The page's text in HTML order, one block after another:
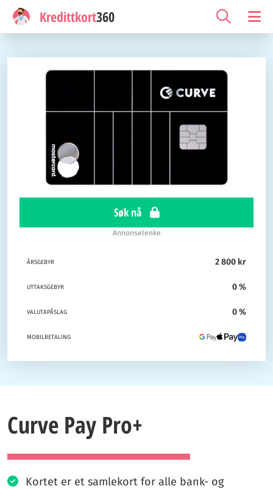
Kredittkort360
Søk nå
Annonselenke
ÅRSGEBYR 2 800 kr
UTTAKSGEBYR 0 %
VALUTAPÅSLAG 0 %
MOBILBETALING
Curve Pay Pro+
Kortet er et samlekort for alle bank- og